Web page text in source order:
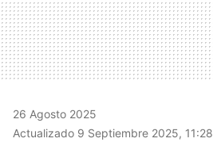
26 Agosto 2025
Actualizado 9 Septiembre 2025, 11:28